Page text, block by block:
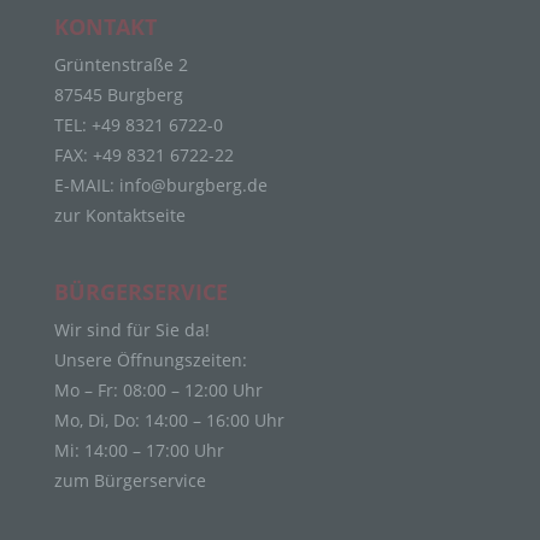
KONTAKT
Grüntenstraße 2
87545 Burgberg
TEL: +49 8321 6722-0
FAX: +49 8321 6722-22
E-MAIL: info@burgberg.de
zur Kontaktseite
BÜRGERSERVICE
Wir sind für Sie da!
Unsere Öffnungszeiten:
Mo – Fr: 08:00 – 12:00 Uhr
Mo, Di, Do: 14:00 – 16:00 Uhr
Mi: 14:00 – 17:00 Uhr
zum Bürgerservice
die sich auf eine identifizierte oder identifizierbare
natürliche Person (im Folgenden „betroffene
natürliche Person angesehen, die direkt oder
indirekt, insbesondere mittels Zuordnung zu einer
Kennung wie einem Namen, zu einer
Kennnummer, zu Standortdaten, zu einer Online-
Kennung oder zu einem oder mehreren
besonderen Merkmalen, die Ausdruck der
sozialen Identität dieser natürlichen Person sind,
identifiziert werden kann.
b) betroffene Person
Betroffene Person ist jede identifizierte oder
identifizierbare natürliche Person, deren
personenbezogene Daten von dem für die
Verarbeitung Verantwortlichen verarbeitet werden.